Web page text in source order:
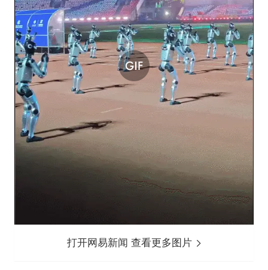
打开网易新闻 查看更多图片